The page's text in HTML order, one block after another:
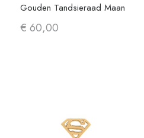
Gouden Tandsieraad Maan
€ 60,00